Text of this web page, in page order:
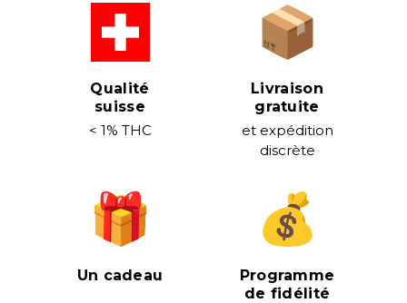
Qualité
suisse
< 1% THC
Livraison
gratuite
et expédition
discrète
Un cadeau
Programme
de fidélité